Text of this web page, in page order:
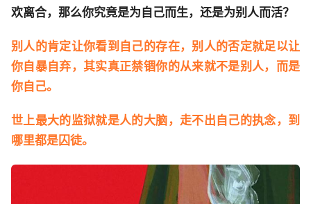
欢离合，那么你究竟是为自己而生，还是为别人而活？
别人的肯定让你看到自己的存在，别人的否定就足以让
你自暴自弃，其实真正禁锢你的从来就不是别人，而是
你自己。
世上最大的监狱就是人的大脑，走不出自己的执念，到
哪里都是囚徒。